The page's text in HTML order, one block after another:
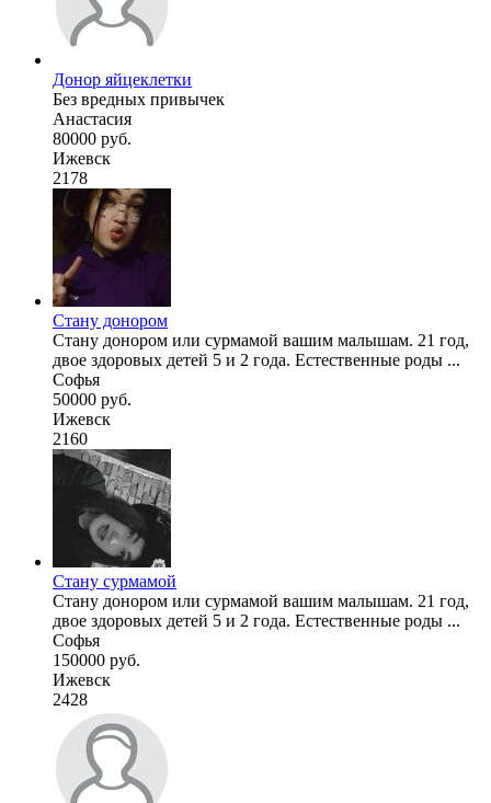
Донор яйцеклетки
Без вредных привычек
Анастасия
80000 руб.
Ижевск
2178
Стану донором
Стану донором или сурмамой вашим малышам. 21 год,
двое здоровых детей 5 и 2 года. Естественные роды ...
Софья
50000 руб.
Ижевск
2160
Стану сурмамой
Стану донором или сурмамой вашим малышам. 21 год,
двое здоровых детей 5 и 2 года. Естественные роды ...
Софья
150000 руб.
Ижевск
2428